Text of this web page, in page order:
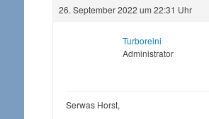
26. September 2022 um 22:31 Uhr
Turboreini
Administrator
Serwas Horst,